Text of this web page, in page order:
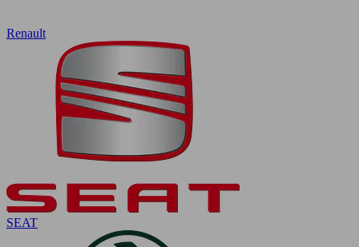
Renault
SEAT